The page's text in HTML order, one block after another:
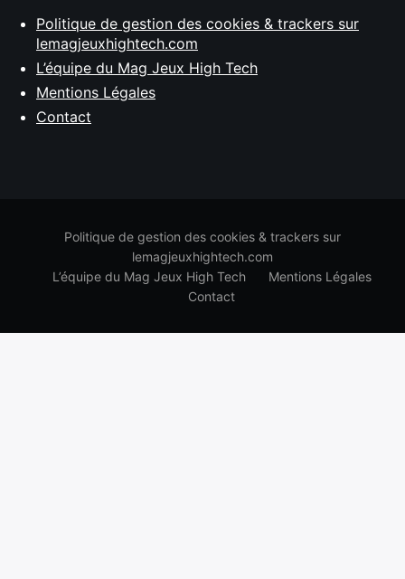
Politique de gestion des cookies & trackers sur
lemagjeuxhightech.com
L’équipe du Mag Jeux High Tech
Mentions Légales
Contact
Politique de gestion des cookies & trackers sur
lemagjeuxhightech.com
L’équipe du Mag Jeux High Tech
Mentions Légales
Contact